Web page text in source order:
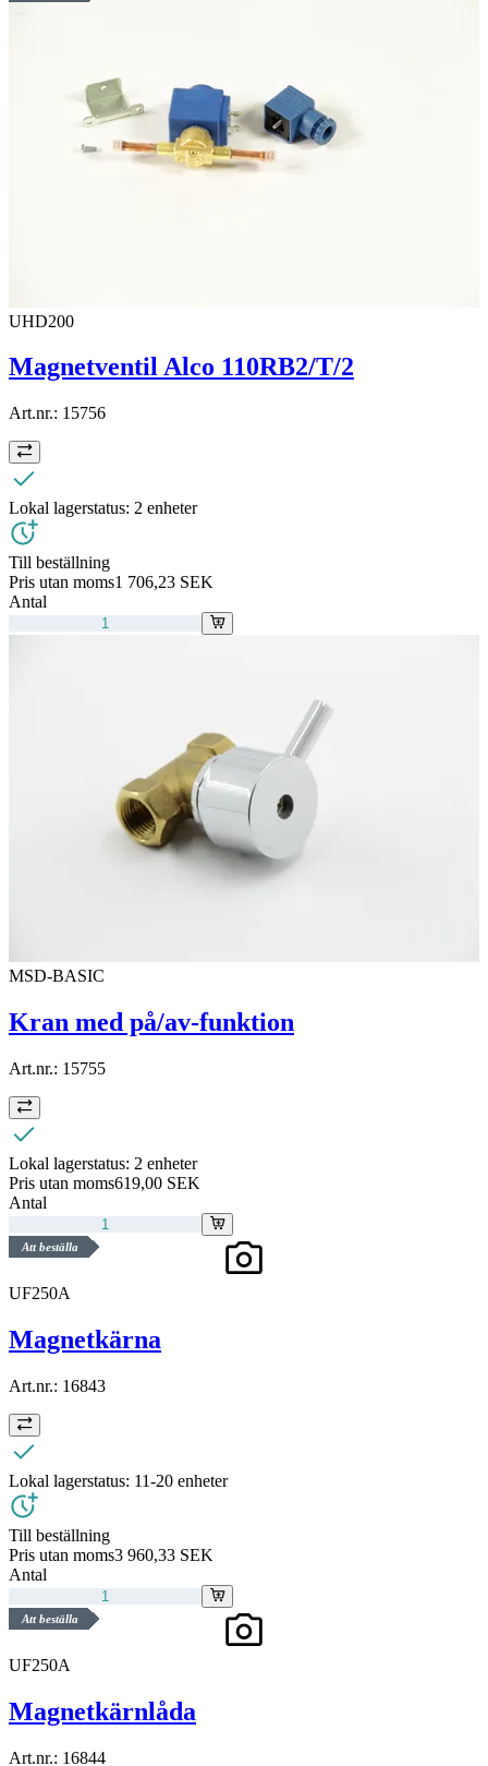
UHD200
Magnetventil Alco 110RB2/T/2
Art.nr.: 15756
Lokal lagerstatus: 2 enheter
Till beställning
Pris utan moms1 706,23 SEK
Antal
MSD-BASIC
Kran med på/av-funktion
Art.nr.: 15755
Lokal lagerstatus: 2 enheter
Pris utan moms619,00 SEK
Antal
Att beställa
UF250A
Magnetkärna
Art.nr.: 16843
Lokal lagerstatus: 11-20 enheter
Till beställning
Pris utan moms3 960,33 SEK
Antal
Att beställa
UF250A
Magnetkärnlåda
Art.nr.: 16844